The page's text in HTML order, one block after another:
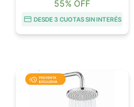
55% OFF
DESDE 3 CUOTAS SIN INTERÉS